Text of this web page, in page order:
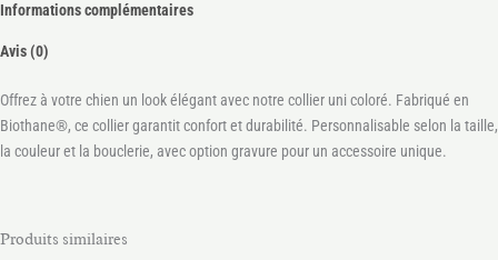
Informations complémentaires
Avis (0)
Offrez à votre chien un look élégant avec notre collier uni coloré. Fabriqué en
Biothane®, ce collier garantit confort et durabilité. Personnalisable selon la taille,
la couleur et la bouclerie, avec option gravure pour un accessoire unique.
Produits similaires